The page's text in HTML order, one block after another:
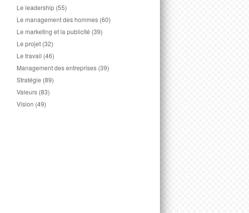
Le leadership (55)
Le management des hommes (60)
Le marketing et la publicité (39)
Le projet (32)
Le travail (46)
Management des entreprises (39)
Stratégie (89)
Valeurs (83)
Vision (49)